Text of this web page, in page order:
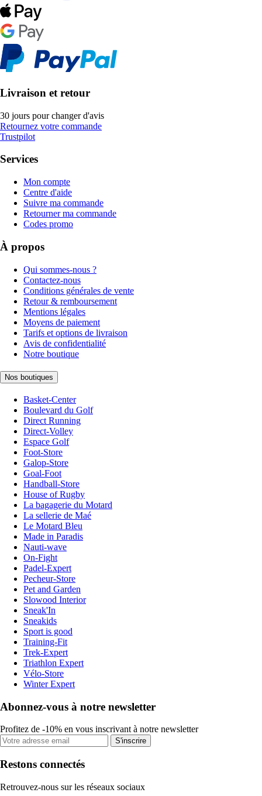
Livraison et retour
30 jours pour changer d'avis
Retournez votre commande
Trustpilot
Services
Mon compte
Centre d'aide
Suivre ma commande
Retourner ma commande
Codes promo
À propos
Qui sommes-nous ?
Contactez-nous
Conditions générales de vente
Retour & remboursement
Mentions légales
Moyens de paiement
Tarifs et options de livraison
Avis de confidentialité
Notre boutique
Nos boutiques
Basket-Center
Boulevard du Golf
Direct Running
Direct-Volley
Espace Golf
Foot-Store
Galop-Store
Goal-Foot
Handball-Store
House of Rugby
La bagagerie du Motard
La sellerie de Maé
Le Motard Bleu
Made in Paradis
Nauti-wave
On-Fight
Padel-Expert
Pecheur-Store
Pet and Garden
Slowood Interior
Sneak'In
Sneakids
Sport is good
Training-Fit
Trek-Expert
Triathlon Expert
Vélo-Store
Winter Expert
Abonnez-vous à notre newsletter
Profitez de -10% en vous inscrivant à notre newsletter
S'inscrire
Restons connectés
Retrouvez-nous sur les réseaux sociaux